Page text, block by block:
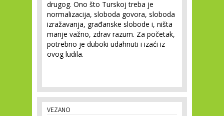
drugog. Ono što Turskoj treba je
normalizacija, sloboda govora, sloboda
izražavanja, građanske slobode i, ništa
manje važno, zdrav razum. Za početak,
potrebno je duboki udahnuti i izaći iz
ovog ludila.
VEZANO